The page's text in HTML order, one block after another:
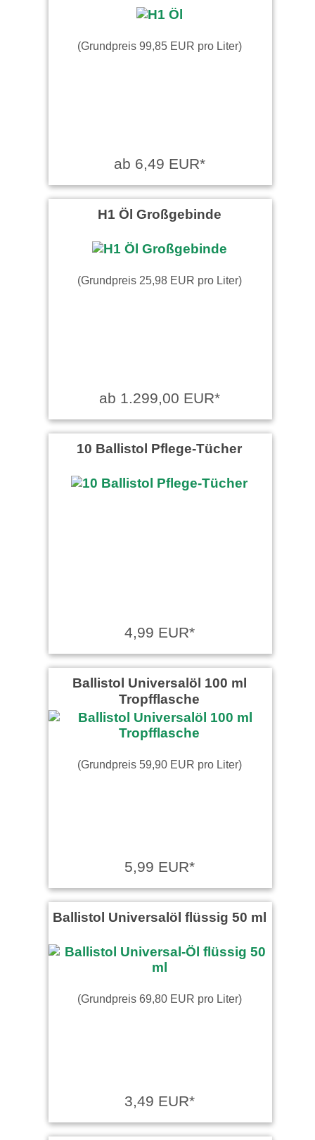
(Grundpreis 99,85 EUR pro Liter)
ab 6,49 EUR*
H1 Öl Großgebinde
(Grundpreis 25,98 EUR pro Liter)
ab 1.299,00 EUR*
10 Ballistol Pflege-Tücher
4,99 EUR*
Ballistol Universalöl 100 ml
Tropfflasche
(Grundpreis 59,90 EUR pro Liter)
5,99 EUR*
Ballistol Universalöl flüssig 50 ml
(Grundpreis 69,80 EUR pro Liter)
3,49 EUR*